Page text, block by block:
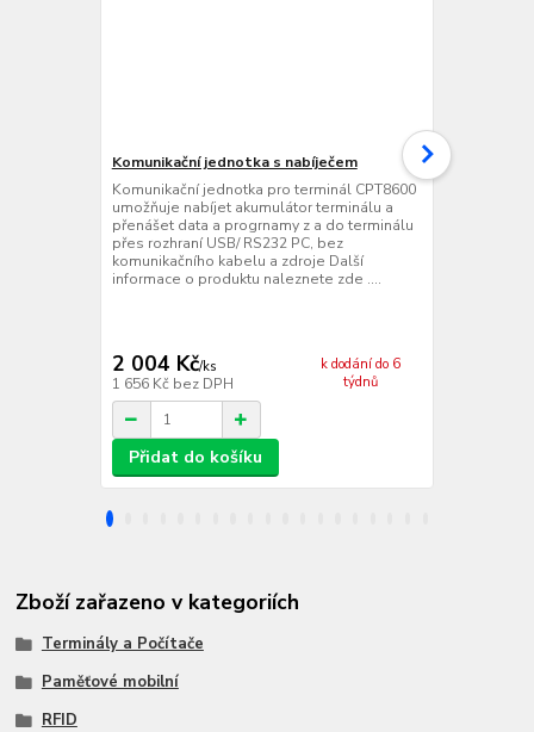
Komunikační jednotka s nabíječem
Komunikační jednotka pro terminál CPT8600
umožňuje nabíjet akumulátor terminálu a
přenášet data a progrnamy z a do terminálu
přes rozhraní USB/ RS232 PC, bez
komunikačního kabelu a zdroje Další
informace o produktu naleznete zde ....
2 004 Kč/ks
1 656 Kč bez DPH
k dodání do 6
týdnů
Přidat do košíku
Dvojitá
Zboží zařazeno v kategoriích
Terminály a Počítače
Paměťové mobilní
RFID